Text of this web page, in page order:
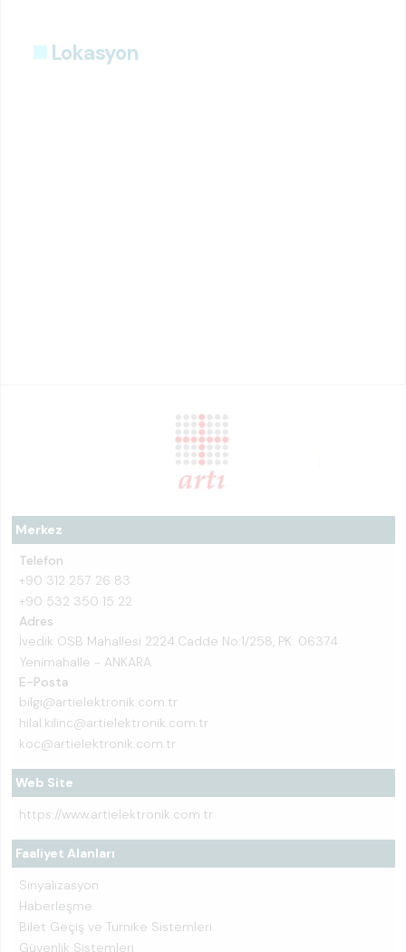
Merkez
Telefon
+90 312 257 26 83
+90 532 350 15 22
Adres
İvedik OSB Mahallesi 2224.Cadde No:1/258, PK: 06374
Yenimahalle - ANKARA
E-Posta
bilgi@artielektronik.com.tr
hilal.kilinc@artielektronik.com.tr
koc@artielektronik.com.tr
Web Site
https://www.artielektronik.com.tr
Faaliyet Alanları
Sinyalizasyon
Haberleşme
Bilet Geçiş ve Turnike Sistemleri
Güvenlik Sistemleri
Lokasyon